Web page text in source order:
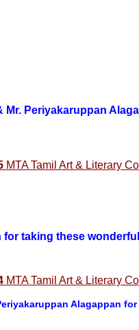
Periyakaruppan
MTA Tamil Art & Literary
for taking these
MTA Tamil Art & Literary
Alagappan